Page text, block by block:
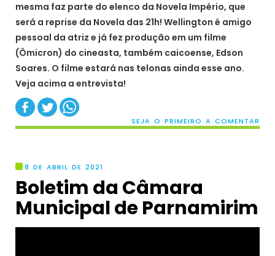
mesma faz parte do elenco da Novela Império, que
será a reprise da Novela das 21h! Wellington é amigo
pessoal da atriz e já fez produção em um filme
(Ômicron) do cineasta, também caicoense, Edson
Soares. O filme estará nas telonas ainda esse ano.
Veja acima a entrevista!
SEJA O PRIMEIRO A COMENTAR
8 DE ABRIL DE 2021
Boletim da Câmara
Municipal de Parnamirim